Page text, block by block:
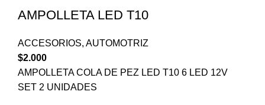
AMPOLLETA LED T10
ACCESORIOS, AUTOMOTRIZ
$2.000
AMPOLLETA COLA DE PEZ LED T10 6 LED 12V
SET 2 UNIDADES